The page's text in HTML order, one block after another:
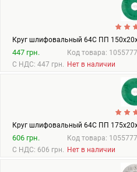
Круг шлифовальный 64С ПП
447 грн.
С НДС: 447 грн.
Код товара:
Нет в наличии
Круг шлифовальный 64С ПП
606 грн.
С НДС: 606 грн.
Код товара:
Нет в наличии